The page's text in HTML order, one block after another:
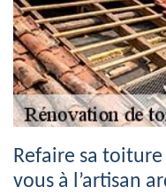
Refaire sa toiture
vous à l’artisan